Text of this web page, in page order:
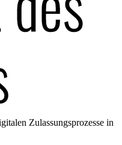
Zulassungsprozesse in